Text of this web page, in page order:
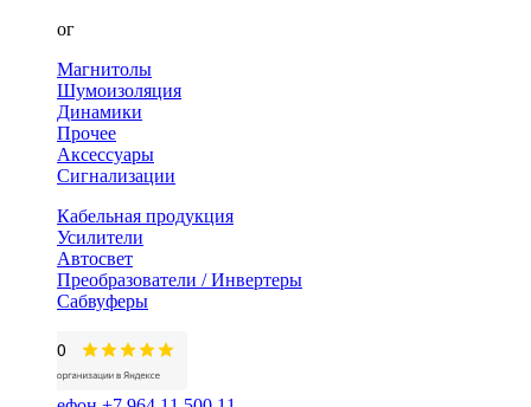
Каталог
Магнитолы
Шумоизоляция
Динамики
Прочее
Аксессуары
Сигнализации
Кабельная продукция
Усилители
Автосвет
Преобразователи / Инвертеры
Сабвуферы